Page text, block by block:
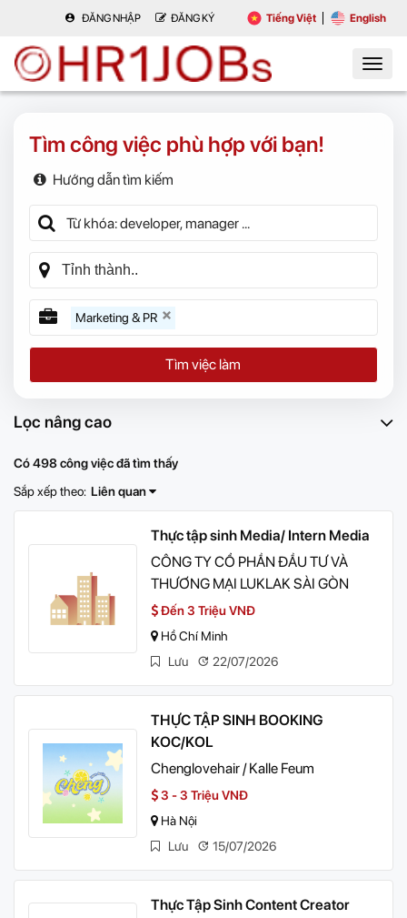
ĐĂNG NHẬP ĐĂNG KÝ Tiếng Việt English
Tìm công việc phù hợp với bạn!
Hướng dẫn tìm kiếm
Marketing & PR
Tìm việc làm
Lọc nâng cao
Có 498 công việc đã tìm thấy
Sắp xếp theo: Liên quan
Thực tập sinh Media/ Intern Media
CÔNG TY CỔ PHẦN ĐẦU TƯ VÀ
THƯƠNG MẠI LUKLAK SÀI GÒN
Đến 3 Triệu VNĐ
Hồ Chí Minh
Lưu
22/07/2026
THỰC TẬP SINH BOOKING
KOC/KOL
Chenglovehair / Kalle Feum
3 - 3 Triệu VNĐ
Hà Nội
Lưu
15/07/2026
Thực Tập Sinh Content Creator